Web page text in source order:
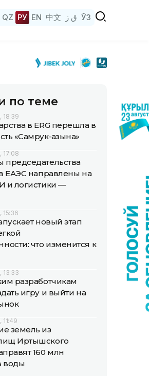
QZ РУ EN 中文 ق ز ЎЗ
по теме
18:39
в ERG перешла в
«Самрук-Қазына»
17:08
председательства
в ЕАЭС направлены на
и логистики —
15:36
новый этап
что изменится к
13:33
разработчикам
игру и выйти на
11:49
земель из
Иртышского
160 млн
воды